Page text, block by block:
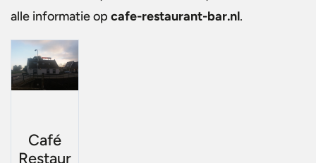
alle informatie op cafe-restaurant-bar.nl.
Café
Restaur